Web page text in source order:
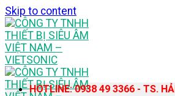
Skip to content
HOTLINE: 0938 49 3366 - TS. HẢI